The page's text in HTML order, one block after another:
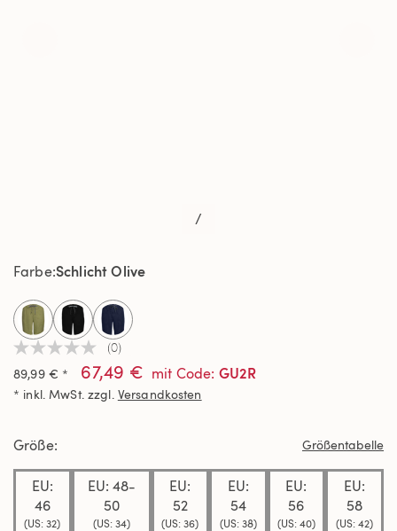
/
Kein
Beurteilungswert
Link
auf
(0)
89,99 € * 67,49 € mit Code: GU2R
* inkl. MwSt. zzgl. Versandkosten
Farbe Schlicht Olive
selected
Größe Größentabelle
EU:
46
(US: 32)
EU: 48-
50
(US: 34)
EU:
52
(US: 36)
EU:
54
(US: 38)
EU:
56
(US: 40)
EU:
58
(US: 42)